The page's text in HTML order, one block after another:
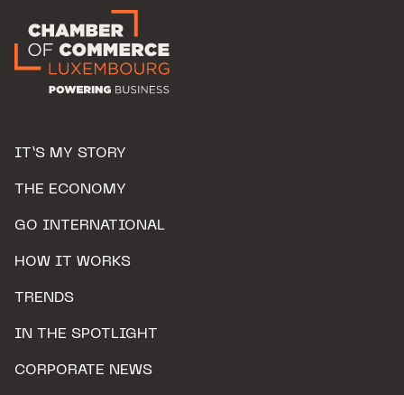
IT’S MY STORY
THE ECONOMY
GO INTERNATIONAL
HOW IT WORKS
TRENDS
IN THE SPOTLIGHT
CORPORATE NEWS